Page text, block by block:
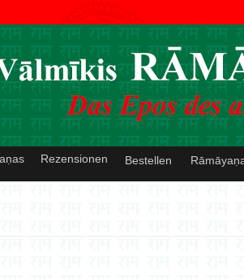
Rezensionen Bestellen